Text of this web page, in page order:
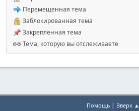
Перемещенная тема
Заблокированная тема
Закрепленная тема
Тема, которую вы отслеживаете
Помощь| Вверх ▲